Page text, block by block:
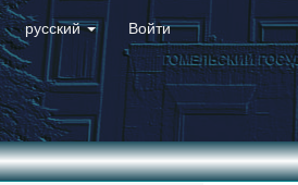
русский Войти